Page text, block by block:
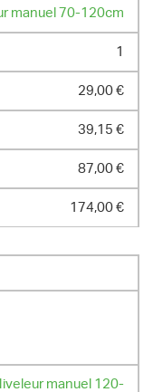
manuel 70-120cm
1
29,00 €
39,15 €
87,00 €
174,00 €
manuel 120-